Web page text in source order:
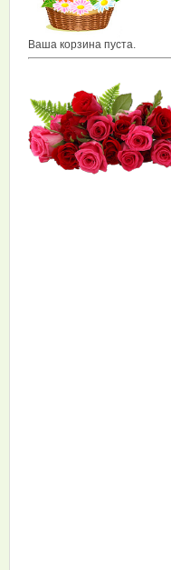
Ваша корзина пуста.